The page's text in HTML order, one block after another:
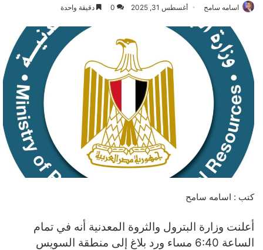
اسامه سامح أغسطس 31, 2025 0 دقيقة واحدة
كتب : اسامه سامح
أعلنت وزارة البترول والثروة المعدنية أنه في تمام
الساعة 6:40 مساء ورد بلاغ إلى منطقة السويس